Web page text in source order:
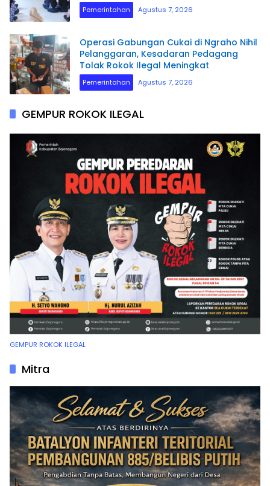
Pemerintahan Agustus 7, 2026
Operasi Gabungan Cukai di Ngraho Nihil
Pelanggaran, Kesadaran Pedagang
Tolak Rokok Ilegal Meningkat
Pemerintahan Agustus 7, 2026
GEMPUR ROKOK ILEGAL
GEMPUR ROKOK ILEGAL
Mitra